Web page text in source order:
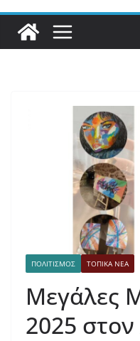
ΠΟΛΙΤΙΣΜΟΣ ΤΟΠΙΚΑ ΝΕΑ
Μεγάλες
2025